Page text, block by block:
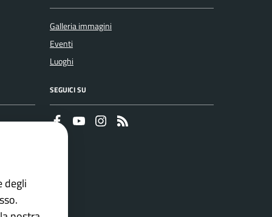
Galleria immagini
Eventi
Luoghi
SEGUICI SU
Faceboook
Youtube Instagram
degli